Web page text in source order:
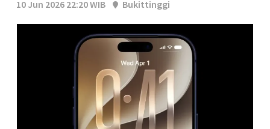
10 Jun 2026 22:20 WIB
Bukittinggi